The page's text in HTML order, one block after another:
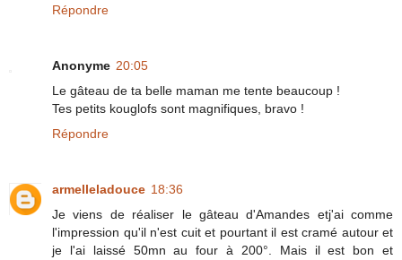
Répondre
Anonyme 20:05
Le gâteau de ta belle maman me tente beaucoup !
Tes petits kouglofs sont magnifiques, bravo !
Répondre
armelleladouce 18:36
Je viens de réaliser le gâteau d'Amandes etj'ai comme
l'impression qu'il n'est cuit et pourtant il est cramé autour et
je l'ai laissé 50mn au four à 200°. Mais il est bon et